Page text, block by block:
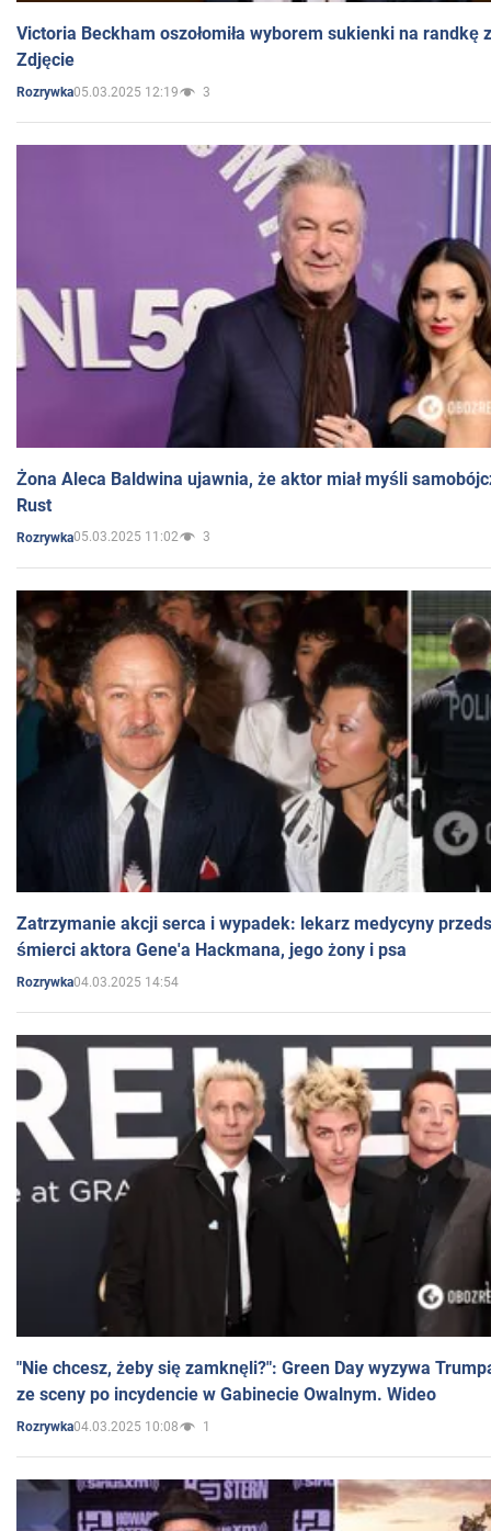
Victoria Beckham oszołomiła wyborem sukienki na randkę
Zdjęcie
Rozrywka05.03.2025 12:19 3
Żona Aleca Baldwina ujawnia, że aktor miał myśli
Rust
Rozrywka05.03.2025 11:02 3
Zatrzymanie akcji serca i wypadek: lekarz medycyny
śmierci aktora Gene'a Hackmana, jego żony i psa
Rozrywka04.03.2025 14:54
"Nie chcesz, żeby się zamknęli?": Green Day wyzywa
ze sceny po incydencie w Gabinecie Owalnym. Wideo
Rozrywka04.03.2025 10:08 1